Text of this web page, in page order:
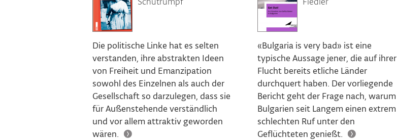
Die politische Linke hat es selten
verstanden, ihre abstrakten Ideen
von Freiheit und Emanzipation
sowohl des Einzelnen als auch der
Gesellschaft so darzulegen, dass sie
für Außenstehende verständlich
und vor allem attraktiv geworden
wären.
«Bulgaria is very bad» ist eine
typische Aussage jener, die auf ihrer
Flucht bereits etliche Länder
durchquert haben. Der vorliegende
Bericht geht der Frage nach, warum
Bulgarien seit Langem einen extrem
schlechten Ruf unter den
Geflüchteten genießt.